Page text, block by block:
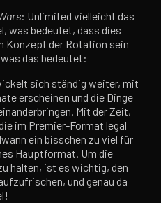
: Unlimited vielleicht das
was bedeutet, dass dies
Konzept der Rotation sein
das bedeutet:
sich ständig weiter, mit
erscheinen und die Dinge
Mit der Zeit,
im Premier-Format legal
ein bisschen zu viel für
Hauptformat. Um die
halten, ist es wichtig, den
und genau da